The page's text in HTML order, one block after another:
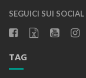
SEGUICI SUI SOCIAL
TAG